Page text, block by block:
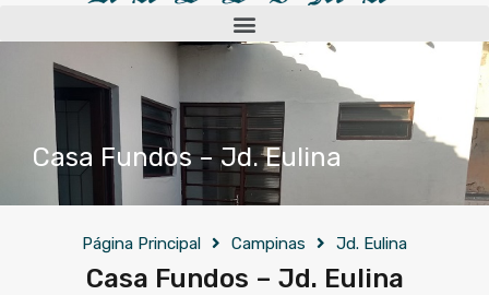
Casa Fundos – Jd. Eulina
Página Principal Campinas Jd. Eulina
Casa Fundos – Jd. Eulina